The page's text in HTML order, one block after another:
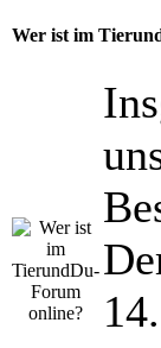
Wer ist im